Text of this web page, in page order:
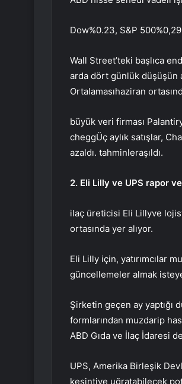
Dow%0.23, S&P 500
Wall Street’teki başlıca
arda dört günlük düşüşün
Ortalamasıhaziran
büyük veri firması Palantir
cheggÜç aylık satışlar,
azaldı. tahminleraşıldı.
2. Eli Lilly ve UPS rapor
ilaç üreticisi Eli Lillyve
ortasında yer alıyor.
Eli Lilly için, yatırımcılar
güncellemeler almak
Şirketin geçen ay yaptığı
formlarından muzdarip
ABD Gıda ve İlaç İdaresi
UPS, Amerika Birleşik
kesintiye uğratabilecek